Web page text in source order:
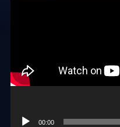
00:00